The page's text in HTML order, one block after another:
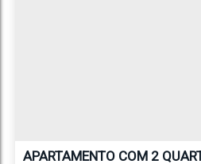
APARTAMENTO COM 2